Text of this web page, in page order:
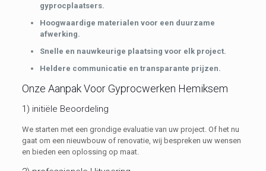
gyprocplaatsers.
Hoogwaardige materialen voor een duurzame
afwerking.
Snelle en nauwkeurige plaatsing voor elk project.
Heldere communicatie en transparante prijzen.
Onze Aanpak Voor Gyprocwerken Hemiksem
1) initiële Beoordeling
We starten met een grondige evaluatie van uw project. Of het nu
gaat om een nieuwbouw of renovatie, wij bespreken uw wensen
en bieden een oplossing op maat.